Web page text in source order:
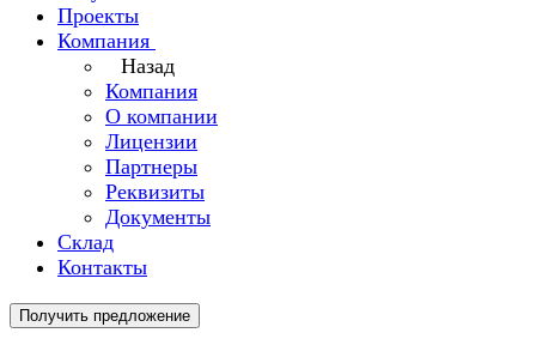
Проекты
Компания
Назад
Компания
О компании
Лицензии
Партнеры
Реквизиты
Документы
Склад
Контакты
Получить предложение